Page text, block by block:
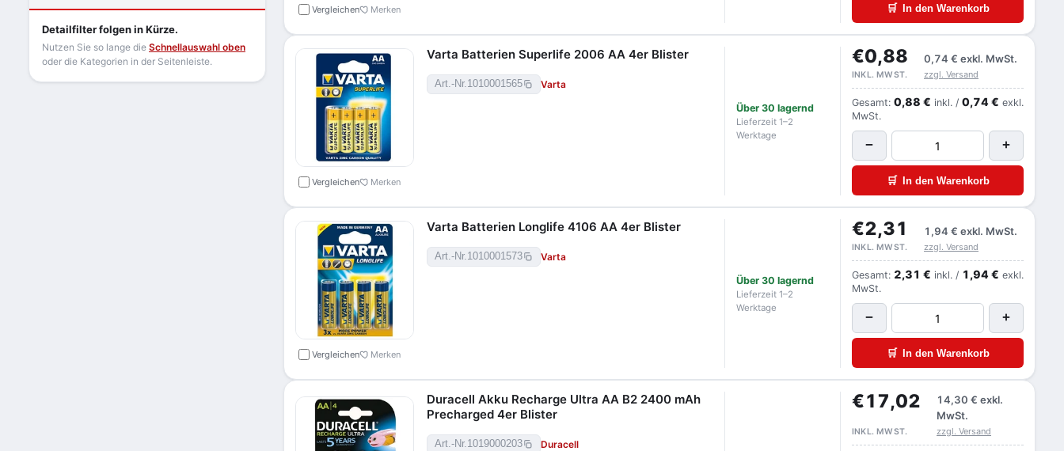
Detailfilter folgen in Kürze.
Nutzen Sie so lange die Schnellauswahl oben
oder die Kategorien in der Seitenleiste.
Vergleichen Merken 🛒 In den Warenkorb
Vergleichen Merken
Varta Batterien Superlife 2006 AA 4er Blister
Art.-Nr.1010001565
Varta
Über 30 lagernd
Lieferzeit 1–2
Werktage
€0,88 0,74 € exkl. MwSt.
INKL. MWST. zzgl. Versand
Gesamt: 0,88 € inkl. / 0,74 € exkl.
MwSt.
− +
🛒 In den Warenkorb
Vergleichen Merken
Varta Batterien Longlife 4106 AA 4er Blister
Art.-Nr.1010001573
Varta
Über 30 lagernd
Lieferzeit 1–2
Werktage
€2,31 1,94 € exkl. MwSt.
INKL. MWST. zzgl. Versand
Gesamt: 2,31 € inkl. / 1,94 € exkl.
MwSt.
− +
🛒 In den Warenkorb
Duracell Akku Recharge Ultra AA B2 2400 mAh
Precharged 4er Blister
Art.-Nr.1019000203
Duracell
€17,02 14,30 € exkl.
MwSt.
INKL. MWST. zzgl. Versand